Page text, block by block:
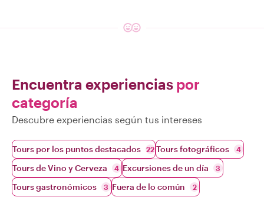
Encuentra experiencias por
categoría
Descubre experiencias según tus intereses
Tours por los puntos destacados 22 Tours fotográficos 4
Tours de Vino y Cerveza 4 Excursiones de un día 3
Tours gastronómicos 3 Fuera de lo común 2